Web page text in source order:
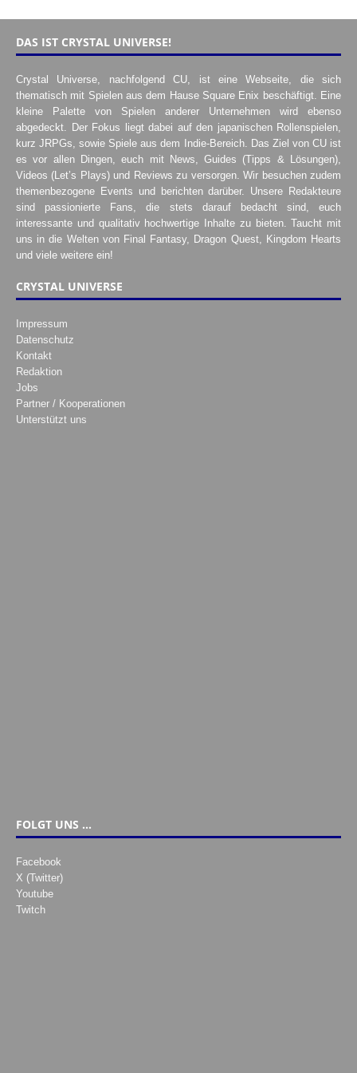
DAS IST CRYSTAL UNIVERSE!
Crystal Universe, nachfolgend CU, ist eine Webseite, die sich
thematisch mit Spielen aus dem Hause Square Enix beschäftigt. Eine
kleine Palette von Spielen anderer Unternehmen wird ebenso
abgedeckt. Der Fokus liegt dabei auf den japanischen Rollenspielen,
kurz JRPGs, sowie Spiele aus dem Indie-Bereich. Das Ziel von CU ist
es vor allen Dingen, euch mit News, Guides (Tipps & Lösungen),
Videos (Let’s Plays) und Reviews zu versorgen. Wir besuchen zudem
themenbezogene Events und berichten darüber. Unsere Redakteure
sind passionierte Fans, die stets darauf bedacht sind, euch
interessante und qualitativ hochwertige Inhalte zu bieten. Taucht mit
uns in die Welten von Final Fantasy, Dragon Quest, Kingdom Hearts
und viele weitere ein!
CRYSTAL UNIVERSE
Impressum
Datenschutz
Kontakt
Redaktion
Jobs
Partner / Kooperationen
Unterstützt uns
FOLGT UNS …
Facebook
X (Twitter)
Youtube
Twitch